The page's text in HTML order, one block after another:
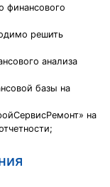
финансового
решить
анализа
базы на
на